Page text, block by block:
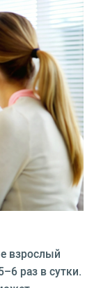
взрослый
раз в сутки.